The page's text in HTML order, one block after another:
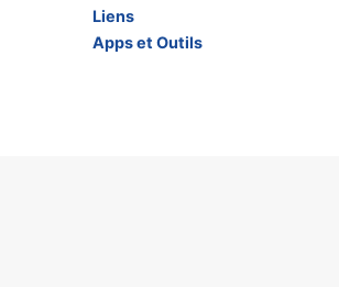
Liens
Apps et Outils